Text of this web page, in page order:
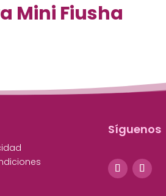
Mini Fiusha
Síguenos